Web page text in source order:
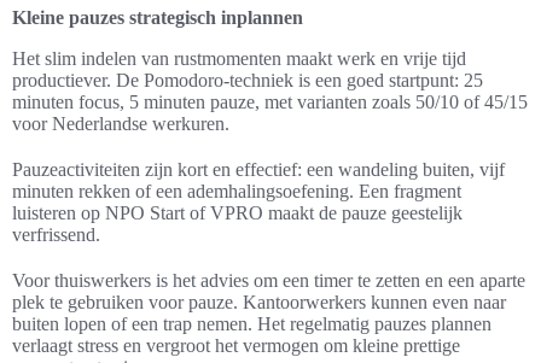
Kleine pauzes strategisch inplannen
Het slim indelen van rustmomenten maakt werk en vrije tijd
productiever. De Pomodoro-techniek is een goed startpunt: 25
minuten focus, 5 minuten pauze, met varianten zoals 50/10 of 45/15
voor Nederlandse werkuren.
Pauzeactiviteiten zijn kort en effectief: een wandeling buiten, vijf
minuten rekken of een ademhalingsoefening. Een fragment
luisteren op NPO Start of VPRO maakt de pauze geestelijk
verfrissend.
Voor thuiswerkers is het advies om een timer te zetten en een aparte
plek te gebruiken voor pauze. Kantoorwerkers kunnen even naar
buiten lopen of een trap nemen. Het regelmatig pauzes plannen
verlaagt stress en vergroot het vermogen om kleine prettige